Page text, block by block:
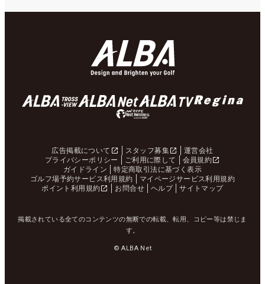
広告掲載について スタッフ募集
運営会社
プライバシーポリシー
ご利用に際して
会員規約
ガイドライン
特定商取引法に基づく表示
ゴルフ場予約サービス利用規約
マイページサービス利用規約
ポイント利用規約
お問合せ ヘルプ サイトマップ
掲載されている全てのコンテンツの無断での転載、転用、コピー等は禁じま
す。
© ALBA Net